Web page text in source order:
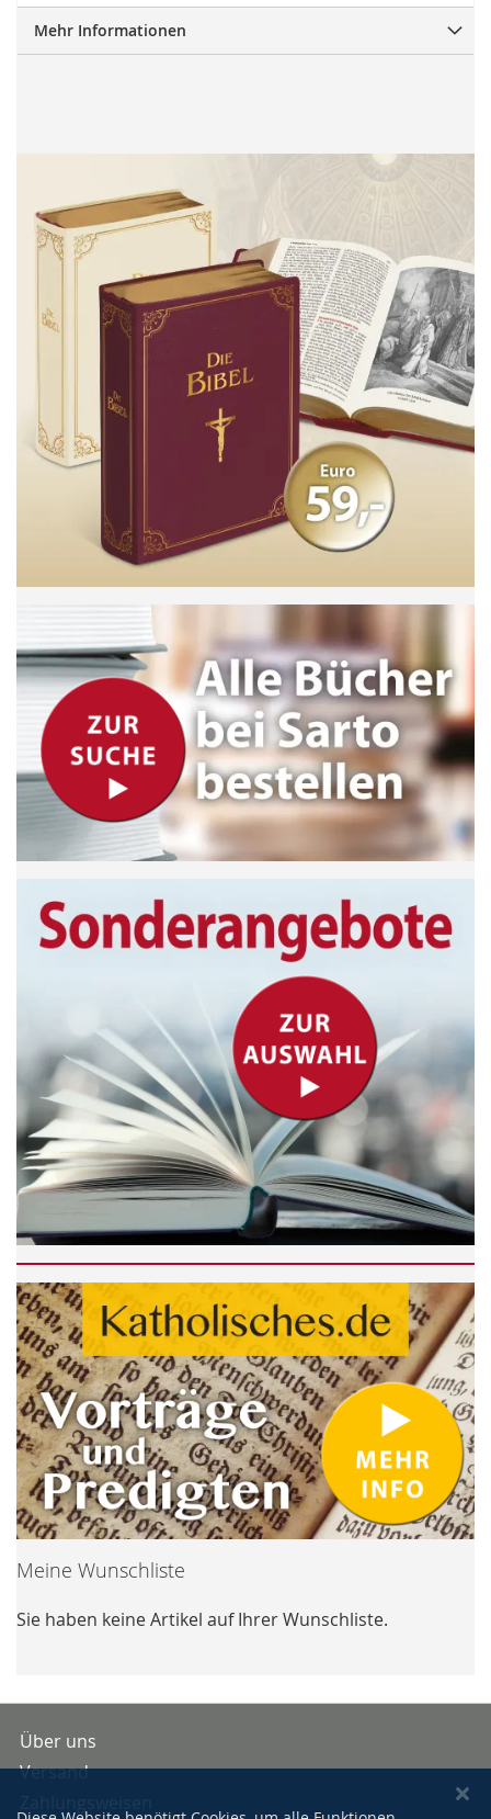
Mehr Informationen
Meine Wunschliste
Sie haben keine Artikel auf Ihrer Wunschliste.
Über uns
Versand